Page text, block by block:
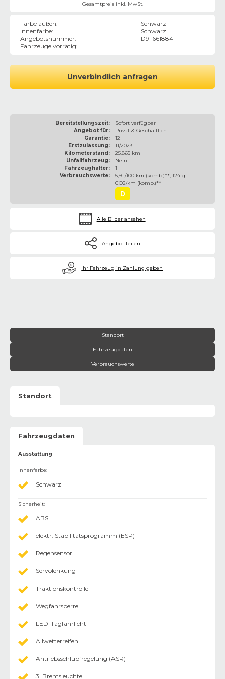
Gesamtpreis inkl. MwSt.
Farbe außen:
Schwarz
Innenfarbe:
Schwarz
Angebotsnummer:
D9_661884
Fahrzeuge vorrätig:
Unverbindlich anfragen
Bereitstellungszeit:
Sofort verfügbar
Angebot für:
Privat & Geschäftlich
Garantie:
12
Erstzulassung:
11/2023
Kilometerstand:
25.865 km
Unfallfahrzeug:
Nein
Fahrzeughalter:
1
Verbrauchswerte:
5,9 l/100 km (komb.)**; 124 g
CO2/km (komb.)**
D
Alle Bilder ansehen
Angebot teilen
€ Ihr Fahrzeug in Zahlung geben
Standort
Fahrzeugdaten
Verbrauchswerte
Standort
Fahrzeugdaten
Ausstattung
Innenfarbe:
Schwarz
Sicherheit:
ABS
elektr. Stabilitätsprogramm (ESP)
Regensensor
Servolenkung
Traktionskontrolle
Wegfahrsperre
LED-Tagfahrlicht
Allwetterreifen
Antriebsschlupfregelung (ASR)
3. Bremsleuchte